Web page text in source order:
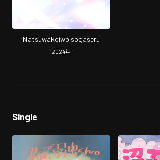
Natsuwakoiwoisogaseru
2024年
Single